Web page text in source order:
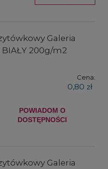
Galeria
BIAŁY 200g/m2
Cena:
0,80 zł
POWIADOM O
DOSTĘPNOŚCI
Galeria